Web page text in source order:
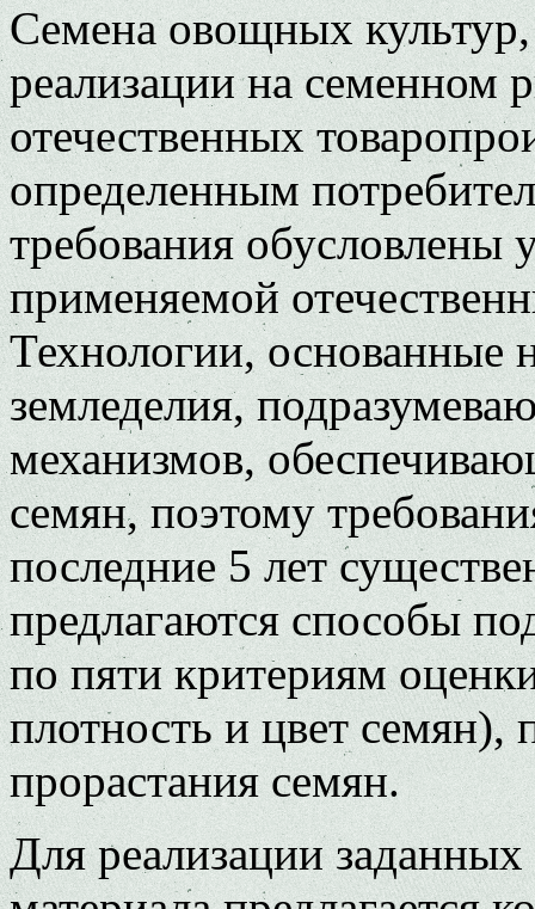
Семена овощных
реализации на семенном
отечественных
определенным
требования обусловлены
применяемой
Технологии, основанные
земледелия,
механизмов,
семян, поэтому
последние 5 лет
предлагаются способы
по пяти критериям
плотность и цвет
прорастания семян.
Для реализации